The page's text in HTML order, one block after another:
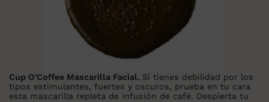
Cup O'Coffee Mascarilla Facial. Si tienes debilidad por los
tipos estimulantes, fuertes y oscuros, prueba en tu cara
esta mascarilla repleta de infusión de café. Despierta tu